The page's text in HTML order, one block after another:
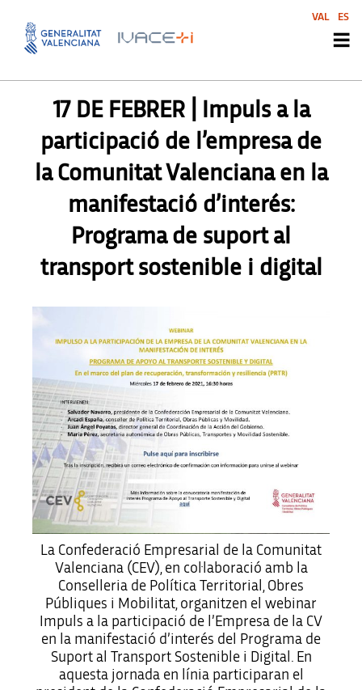
AGENDA SVI
17 DE FEBRER | Impuls a la
participació de l’empresa de
la Comunitat Valenciana en la
manifestació d’interés:
Programa de suport al
transport sostenible i digital
La Confederació Empresarial de la Comunitat
Valenciana (CEV), en col·laboració amb la
Conselleria de Política Territorial, Obres
Públiques i Mobilitat, organitzen el webinar
Impuls a la participació de l’Empresa de la CV
en la manifestació d’interés del Programa de
Suport al Transport Sostenible i Digital. En
aquesta jornada en línia participaran el
VAL ES